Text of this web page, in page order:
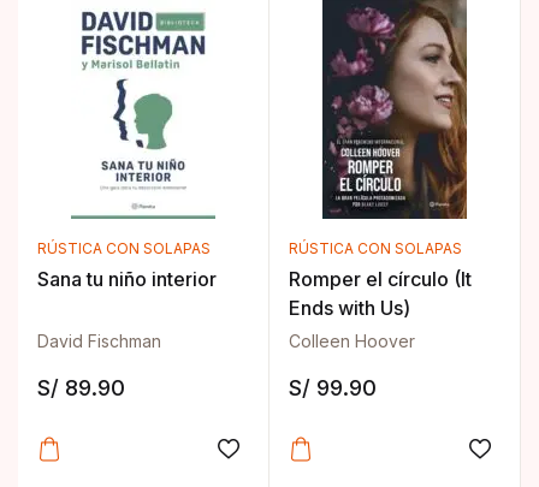
RÚSTICA CON SOLAPAS
Sana tu niño interior
David Fischman
S/ 89.90
Añadir a la lista de deseos
RÚSTICA CON SOLAPAS
Romper el círculo (It
Ends with Us)
Colleen Hoover
S/ 99.90